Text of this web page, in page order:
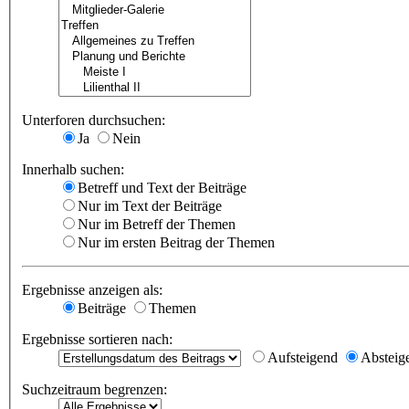
Unterforen durchsuchen:
Ja
Nein
Innerhalb suchen:
Betreff und Text der Beiträge
Nur im Text der Beiträge
Nur im Betreff der Themen
Nur im ersten Beitrag der Themen
Ergebnisse anzeigen als:
Beiträge
Themen
Ergebnisse sortieren nach:
Aufsteigend
Suchzeitraum begrenzen: